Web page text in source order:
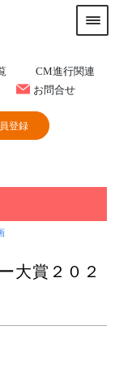
CM進行関連
お問合せ
登録
大賞２０２